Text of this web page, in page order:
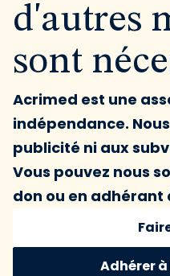
d'autres
sont
Acrimed est une
indépendance.
publicité ni aux
Vous pouvez nous
don ou en adhérant
Adhérer